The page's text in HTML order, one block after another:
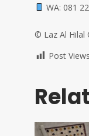
WA: 081
©️ Laz Al Hilal
Post